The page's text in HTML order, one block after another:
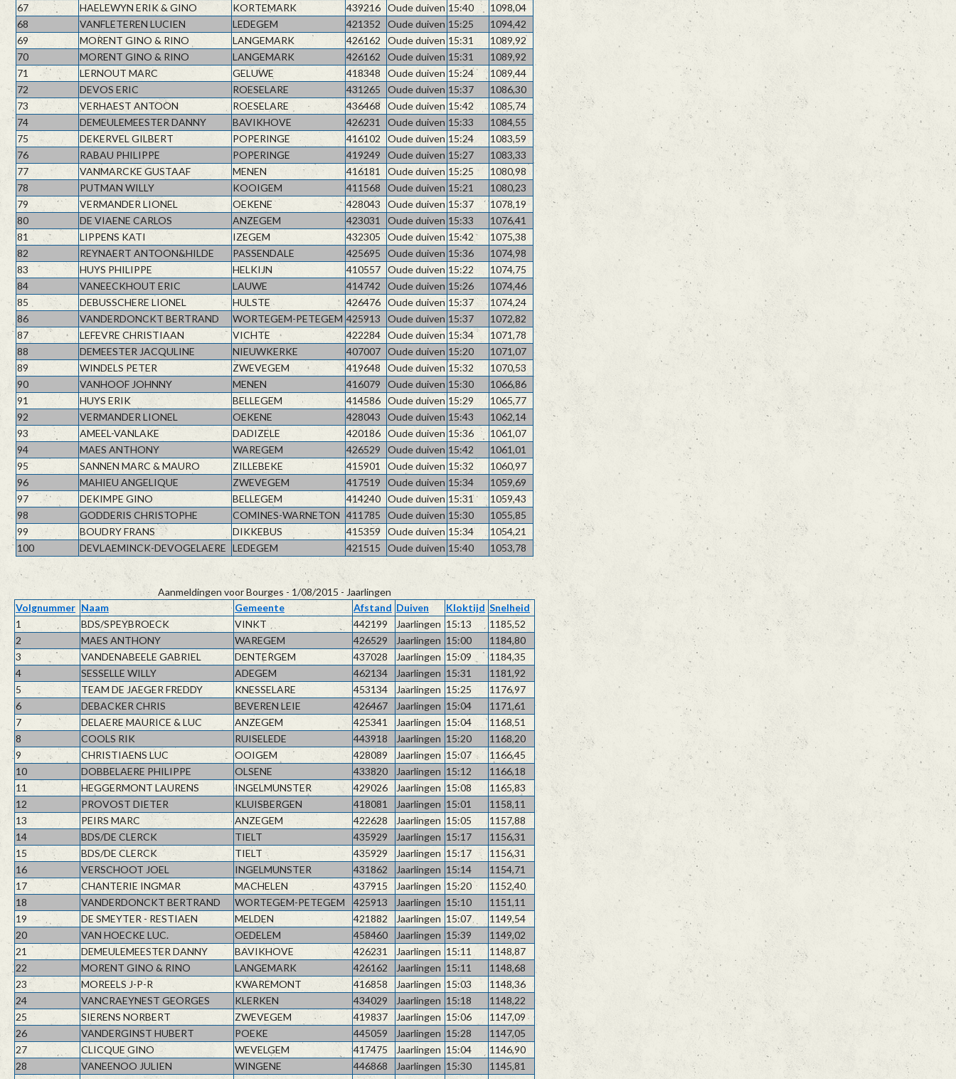
67
HAELEWYN ERIK & GINO KORTEMARK 439216 Oude duiven 15:40
1098,04
68
VANFLETEREN LUCIEN LEDEGEM 421352 Oude duiven 15:25
1094,42
69
MORENT GINO & RINO LANGEMARK 426162 Oude duiven 15:31
1089,92
70
MORENT GINO & RINO LANGEMARK 426162 Oude duiven 15:31
1089,92
71
LERNOUT MARC GELUWE 418348 Oude duiven 15:24
1089,44
72
DEVOS ERIC ROESELARE 431265 Oude duiven 15:37
1086,30
73
VERHAEST ANTOON ROESELARE 436468 Oude duiven 15:42
1085,74
74
DEMEULEMEESTER DANNY BAVIKHOVE 426231 Oude duiven 15:33
1084,55
75
DEKERVEL GILBERT POPERINGE 416102 Oude duiven 15:24
1083,59
76
RABAU PHILIPPE POPERINGE 419249 Oude duiven 15:27
1083,33
77
VANMARCKE GUSTAAF MENEN 416181 Oude duiven 15:25
1080,98
78
PUTMAN WILLY KOOIGEM 411568 Oude duiven 15:21
1080,23
79
VERMANDER LIONEL OEKENE 428043 Oude duiven 15:37
1078,19
80
DE VIAENE CARLOS ANZEGEM 423031 Oude duiven 15:33
1076,41
81
LIPPENS KATI IZEGEM 432305 Oude duiven 15:42
1075,38
82
REYNAERT ANTOON&HILDE PASSENDALE 425695 Oude duiven 15:36
1074,98
83
HUYS PHILIPPE HELKIJN 410557 Oude duiven 15:22
1074,75
84
VANEECKHOUT ERIC LAUWE 414742 Oude duiven 15:26
1074,46
85
DEBUSSCHERE LIONEL HULSTE 426476 Oude duiven 15:37
1074,24
86
VANDERDONCKT BERTRAND WORTEGEM-PETEGEM 425913 Oude duiven 15:37
1072,82
87
LEFEVRE CHRISTIAAN VICHTE 422284 Oude duiven 15:34
1071,78
88
DEMEESTER JACQULINE NIEUWKERKE 407007 Oude duiven 15:20
1071,07
89
WINDELS PETER ZWEVEGEM 419648 Oude duiven 15:32
1070,53
90
VANHOOF JOHNNY MENEN 416079 Oude duiven 15:30
1066,86
91
HUYS ERIK BELLEGEM 414586 Oude duiven 15:29
1065,77
92
VERMANDER LIONEL OEKENE 428043 Oude duiven 15:43
1062,14
93
AMEEL-VANLAKE DADIZELE 420186 Oude duiven 15:36
1061,07
94
MAES ANTHONY WAREGEM 426529 Oude duiven 15:42
1061,01
95
SANNEN MARC & MAURO ZILLEBEKE 415901 Oude duiven 15:32
1060,97
96
MAHIEU ANGELIQUE ZWEVEGEM 417519 Oude duiven 15:34
1059,69
97
DEKIMPE GINO BELLEGEM 414240 Oude duiven 15:31
1059,43
98
GODDERIS CHRISTOPHE COMINES-WARNETON 411785 Oude duiven 15:30
1055,85
99
BOUDRY FRANS DIKKEBUS 415359 Oude duiven 15:34
1054,21
100
DEVLAEMINCK-DEVOGELAERE LEDEGEM 421515 Oude duiven 15:40 1053,78
Aanmeldingen voor Bourges - 1/08/2015 - Jaarlingen
Volgnummer Naam Gemeente Afstand Duiven Kloktijd Snelheid
1
BDS/SPEYBROECK VINKT 442199 Jaarlingen 15:13
1185,52
2
MAES ANTHONY WAREGEM 426529 Jaarlingen 15:00
1184,80
3
VANDENABEELE GABRIEL DENTERGEM 437028 Jaarlingen 15:09
1184,35
4
SESSELLE WILLY ADEGEM 462134 Jaarlingen 15:31
1181,92
5
TEAM DE JAEGER FREDDY KNESSELARE 453134 Jaarlingen 15:25
1176,97
6
DEBACKER CHRIS BEVEREN LEIE 426467 Jaarlingen 15:04
1171,61
7
DELAERE MAURICE & LUC ANZEGEM 425341 Jaarlingen 15:04
1168,51
8
COOLS RIK RUISELEDE 443918 Jaarlingen 15:20
1168,20
9
CHRISTIAENS LUC OOIGEM 428089 Jaarlingen 15:07
1166,45
10
DOBBELAERE PHILIPPE OLSENE 433820 Jaarlingen 15:12
1166,18
11
HEGGERMONT LAURENS INGELMUNSTER 429026 Jaarlingen 15:08
1165,83
12
PROVOST DIETER KLUISBERGEN 418081 Jaarlingen 15:01
1158,11
13
PEIRS MARC ANZEGEM 422628 Jaarlingen 15:05
1157,88
14
BDS/DE CLERCK TIELT 435929 Jaarlingen 15:17
1156,31
15
BDS/DE CLERCK TIELT 435929 Jaarlingen 15:17
1156,31
16
VERSCHOOT JOEL INGELMUNSTER 431862 Jaarlingen 15:14
1154,71
17
CHANTERIE INGMAR MACHELEN 437915 Jaarlingen 15:20
1152,40
18
VANDERDONCKT BERTRAND WORTEGEM-PETEGEM 425913 Jaarlingen 15:10
1151,11
19
DE SMEYTER - RESTIAEN MELDEN 421882 Jaarlingen 15:07
1149,54
20
VAN HOECKE LUC. OEDELEM 458460 Jaarlingen 15:39
1149,02
21
DEMEULEMEESTER DANNY BAVIKHOVE 426231 Jaarlingen 15:11
1148,87
22
MORENT GINO & RINO LANGEMARK 426162 Jaarlingen 15:11
1148,68
23
MOREELS J-P-R KWAREMONT 416858 Jaarlingen 15:03
1148,36
24
VANCRAEYNEST GEORGES KLERKEN 434029 Jaarlingen 15:18
1148,22
25
SIERENS NORBERT ZWEVEGEM 419837 Jaarlingen 15:06
1147,09
26
VANDERGINST HUBERT POEKE 445059 Jaarlingen 15:28
1147,05
27
CLICQUE GINO WEVELGEM 417475 Jaarlingen 15:04
1146,90
28
VANEENOO JULIEN WINGENE 446868 Jaarlingen 15:30
1145,81